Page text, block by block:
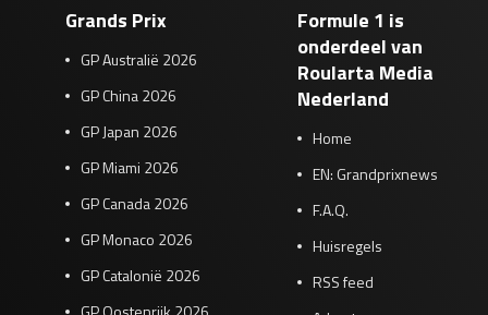
Grands Prix
GP Australië 2026
GP China 2026
GP Japan 2026
GP Miami 2026
GP Canada 2026
GP Monaco 2026
GP Catalonië 2026
Formule 1 is
onderdeel van
Roularta Media
Nederland
Home
EN: Grandprixnews
F.A.Q.
Huisregels
RSS feed